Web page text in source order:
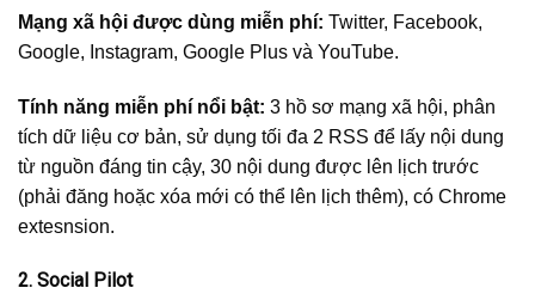
Mạng xã hội được dùng miễn phí: Twitter, Facebook,
Google, Instagram, Google Plus và YouTube.
Tính năng miễn phí nổi bật: 3 hồ sơ mạng xã hội, phân
tích dữ liệu cơ bản, sử dụng tối đa 2 RSS để lấy nội dung
từ nguồn đáng tin cậy, 30 nội dung được lên lịch trước
(phải đăng hoặc xóa mới có thể lên lịch thêm), có Chrome
extesnsion.
2. Social Pilot